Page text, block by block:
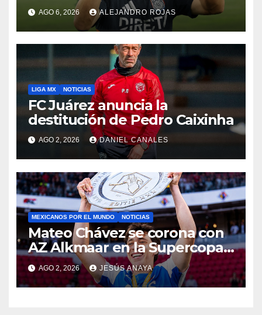
AGO 6, 2026 ALEJANDRO ROJAS
LIGA MX NOTICIAS
FC Juárez anuncia la
destitución de Pedro Caixinha
AGO 2, 2026 DANIEL CANALES
MEXICANOS POR EL MUNDO NOTICIAS
Mateo Chávez se corona con
AZ Alkmaar en la Supercopa
de Países Bajos
AGO 2, 2026 JESÚS ANAYA